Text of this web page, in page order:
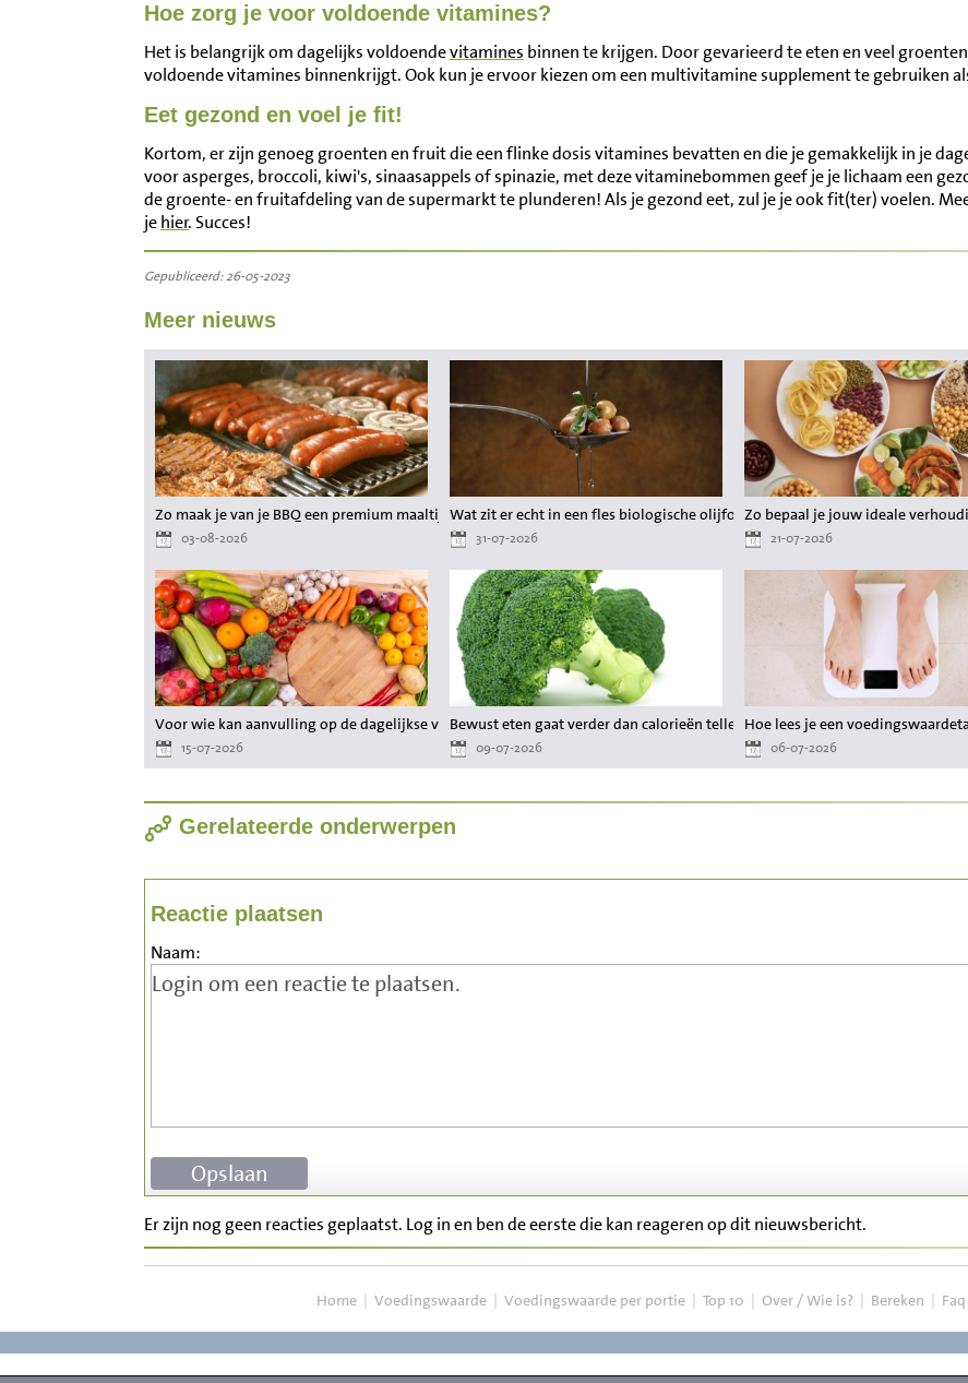
Hoe zorg je voor voldoende vitamines?
Het is belangrijk om dagelijks voldoendevitamines binnen te krijgen. Door gevarieerd te eten en veel
voldoende vitamines binnenkrijgt. Ook kun je ervoor kiezen om een multivitamine supplement te gebruiken
Eet gezond en voel je fit!
Kortom, er zijn genoeg groenten en fruit die een flinke dosis vitamines bevatten en die je gemakkelijk in je
voor asperges, broccoli, kiwi's, sinaasappels of spinazie, met deze vitaminebommen geef je je lichaam een
de groente- en fruitafdeling van de supermarkt te plunderen! Als je gezond eet, zul je je ook fit(ter) voelen.
jehier. Succes!
Gepubliceerd: 26-05-2023
Meer nieuws
Zo maak je van je BBQ een premium maaltijd zonder gedoe
03-08-2026
Wat zit er echt in een fles biologische olijfolie?
31-07-2026
Zo bepaal je jouw ideale
21-07-2026
Voor wie kan aanvulling op de dagelijkse voeding waardevol zijn?
15-07-2026
Bewust eten gaat verder dan calorieën tellen
09-07-2026
Hoe lees je een
06-07-2026
Gerelateerde onderwerpen
Reactie plaatsen
Naam:
Er zijn nog geen reacties geplaatst. Log in en ben de eerste die kan reageren op dit nieuwsbericht.
Home | Voedingswaarde | Voedingswaarde per portie | Top 10 | Over / Wie is? | Bereken | Faq